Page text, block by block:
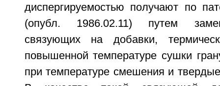
диспергируемостью получают по
(опубл. 1986.02.11) путем
связующих на добавки,
повышенной температуре сушки
при температуре смешения и